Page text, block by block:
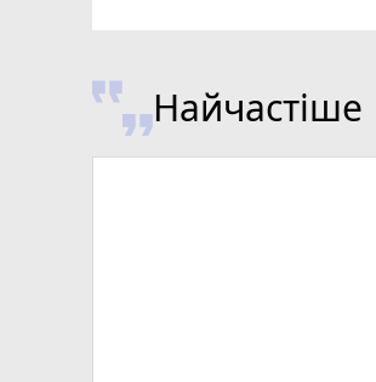
Найчастіше